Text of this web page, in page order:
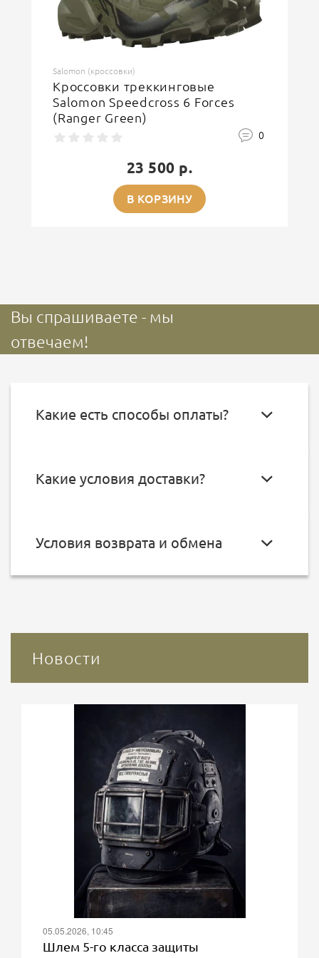
ОСТАВИТЬ ОТЗЫВ
Salomon (кроссовки)
Кроссовки треккинговые
Salomon Speedcross 6 Forces
(Ranger Green)
0
23 500 р.
В КОРЗИНУ
Вы спрашиваете - мы
отвечаем!
Какие есть способы оплаты?
Какие условия доставки?
Условия возврата и обмена
Новости
05.05.2026, 10:45
Шлем 5-го класса защиты